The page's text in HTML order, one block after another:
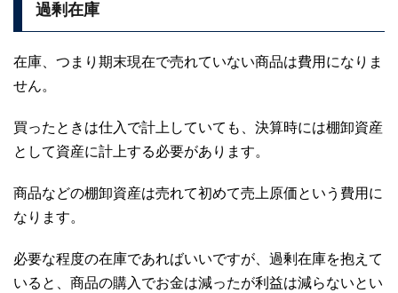
過剰在庫
在庫、つまり期末現在で売れていない商品は費用になりま
せん。
買ったときは仕入で計上していても、決算時には棚卸資産
として資産に計上する必要があります。
商品などの棚卸資産は売れて初めて売上原価という費用に
なります。
必要な程度の在庫であればいいですが、過剰在庫を抱えて
いると、商品の購入でお金は減ったが利益は減らないとい